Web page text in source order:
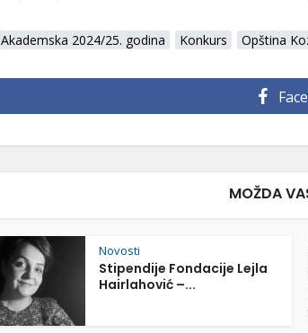
Akademska 2024/25. godina Konkurs Opština
MOŽDA
Novosti
Stipendije Fondacije Lejla
Hairlahović –...